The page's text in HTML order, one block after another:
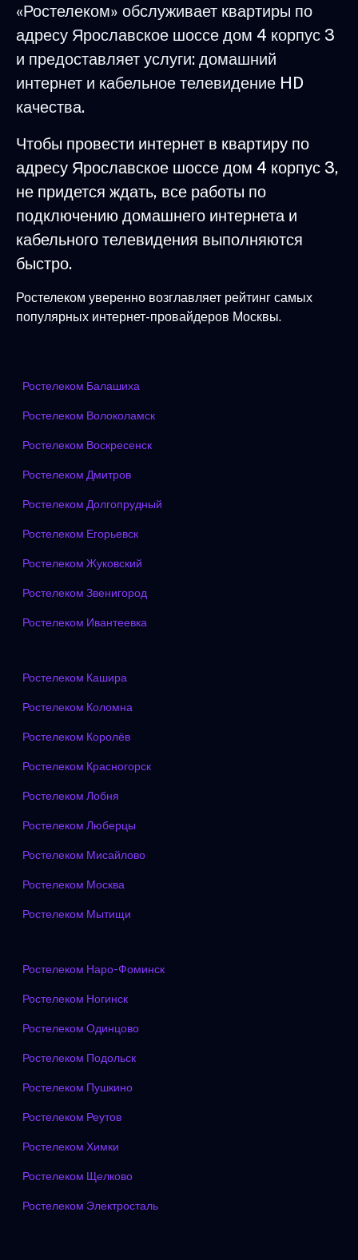
«Ростелеком» обслуживает квартиры по
адресу Ярославское шоссе дом 4 корпус 3
и предоставляет услуги: домашний
интернет и кабельное телевидение HD
качества.
Чтобы провести интернет в квартиру по
адресу Ярославское шоссе дом 4 корпус 3,
не придется ждать, все работы по
подключению домашнего интернета и
кабельного телевидения выполняются
быстро.
Ростелеком уверенно возглавляет рейтинг самых
популярных интернет-провайдеров Москвы.
Ростелеком Балашиха
Ростелеком Волоколамск
Ростелеком Воскресенск
Ростелеком Дмитров
Ростелеком Долгопрудный
Ростелеком Егорьевск
Ростелеком Жуковский
Ростелеком Звенигород
Ростелеком Ивантеевка
Ростелеком Кашира
Ростелеком Коломна
Ростелеком Королёв
Ростелеком Красногорск
Ростелеком Лобня
Ростелеком Люберцы
Ростелеком Мисайлово
Ростелеком Москва
Ростелеком Мытищи
Ростелеком Наро-Фоминск
Ростелеком Ногинск
Ростелеком Одинцово
Ростелеком Подольск
Ростелеком Пушкино
Ростелеком Реутов
Ростелеком Химки
Ростелеком Щелково
Ростелеком Электросталь